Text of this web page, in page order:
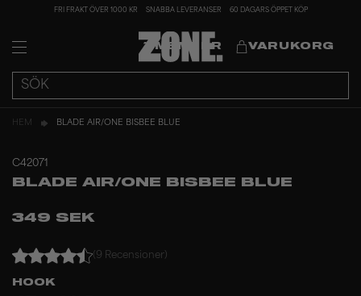
FRI FRAKT ÖVER 1000 KR SNABBA LEVERANSER 60 DAGARS ÖPPET KÖP
MEMBER VARUKORG
HEM BLADE AIR/ONE BISBEE BLUE
C42071
BLADE AIR/ONE BISBEE BLUE
349 SEK
(9 Recensioner)
HOOK